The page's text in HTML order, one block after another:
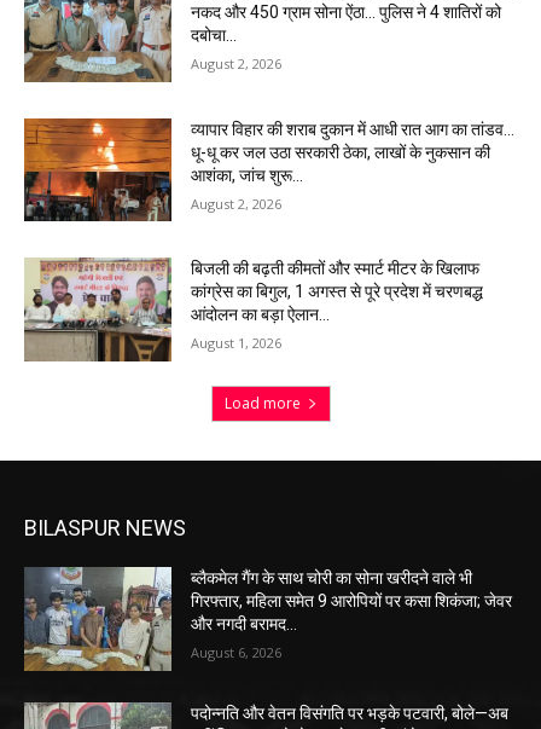
नकद और 450 ग्राम सोना ऐंठा… पुलिस ने 4 शातिरों को
दबोचा…
August 2, 2026
व्यापार विहार की शराब दुकान में आधी रात आग का तांडव…
धू-धू कर जल उठा सरकारी ठेका, लाखों के नुकसान की
आशंका, जांच शुरू…
August 2, 2026
बिजली की बढ़ती कीमतों और स्मार्ट मीटर के खिलाफ
कांग्रेस का बिगुल, 1 अगस्त से पूरे प्रदेश में चरणबद्ध
आंदोलन का बड़ा ऐलान…
August 1, 2026
Load more
BILASPUR NEWS
ब्लैकमेल गैंग के साथ चोरी का सोना खरीदने वाले भी
गिरफ्तार, महिला समेत 9 आरोपियों पर कसा शिकंजा; जेवर
और नगदी बरामद…
August 6, 2026
पदोन्नति और वेतन विसंगति पर भड़के पटवारी, बोले—अब